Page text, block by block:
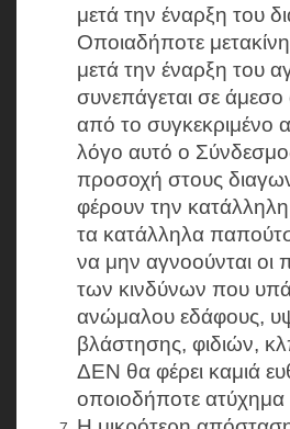
μετά την έναρξη του
Οποιαδήποτε
μετά την έναρξη του
συνεπάγεται σε
από το συγκεκριμένο
λόγο αυτό ο Σύνδεσμος
προσοχή στους
φέρουν την κατάλληλη
τα κατάλληλα
να μην αγνοούνται οι
των κινδύνων που
ανώμαλου εδάφους,
βλάστησης, φιδιών,
ΔΕΝ θα φέρει καμιά
οποιοδήποτε ατύχημα